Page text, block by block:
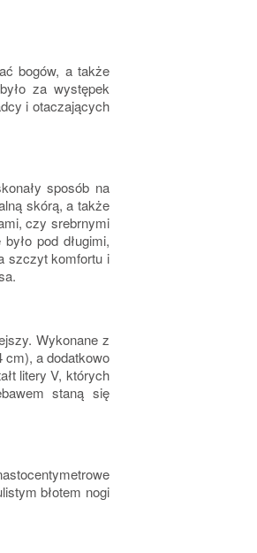
bogów, a także
za występek
i otaczających
sposób na
skórą, a także
czy srebrnymi
pod długimi,
szczyt komfortu i
Wykonane z
cm), a dodatkowo
litery V, których
staną się
błotem nogi